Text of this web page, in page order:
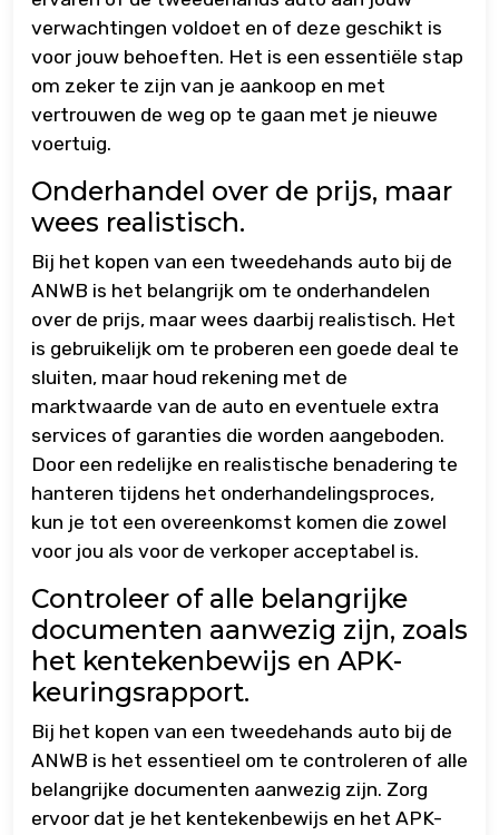
verwachtingen voldoet en of deze geschikt is
voor jouw behoeften. Het is een essentiële stap
om zeker te zijn van je aankoop en met
vertrouwen de weg op te gaan met je nieuwe
voertuig.
Onderhandel over de prijs, maar
wees realistisch.
Bij het kopen van een tweedehands auto bij de
ANWB is het belangrijk om te onderhandelen
over de prijs, maar wees daarbij realistisch. Het
is gebruikelijk om te proberen een goede deal te
sluiten, maar houd rekening met de
marktwaarde van de auto en eventuele extra
services of garanties die worden aangeboden.
Door een redelijke en realistische benadering te
hanteren tijdens het onderhandelingsproces,
kun je tot een overeenkomst komen die zowel
voor jou als voor de verkoper acceptabel is.
Controleer of alle belangrijke
documenten aanwezig zijn, zoals
het kentekenbewijs en APK-
keuringsrapport.
Bij het kopen van een tweedehands auto bij de
ANWB is het essentieel om te controleren of alle
belangrijke documenten aanwezig zijn. Zorg
ervoor dat je het kentekenbewijs en het APK-